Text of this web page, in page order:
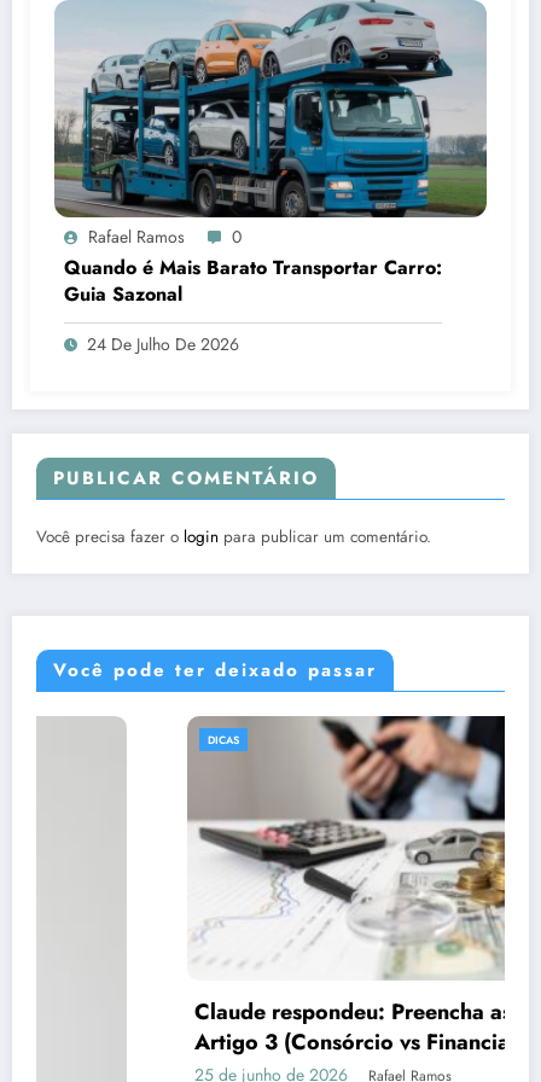
Rafael Ramos 0
Quando é Mais Barato Transportar Carro:
Guia Sazonal
24 De Julho De 2026
PUBLICAR COMENTÁRIO
Você precisa fazer o login para publicar um comentário.
Você pode ter deixado passar
Claude respondeu: Preencha assim para o
Artigo 3 (Consórcio vs Financiamento)
25 de junho de 2026 Rafael Ramos